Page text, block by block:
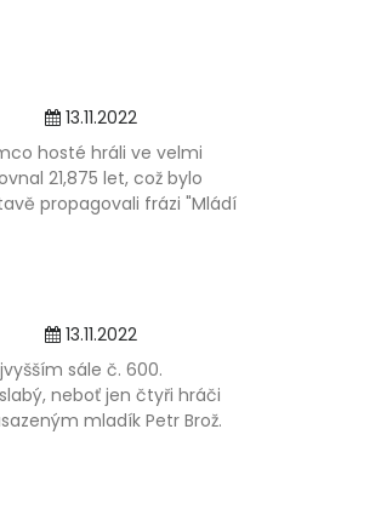
13.11.2022
hosté hráli ve velmi
21,875 let, což bylo
propagovali frázi "Mládí
13.11.2022
sále č. 600.
neboť jen čtyři hráči
mladík Petr Brož.